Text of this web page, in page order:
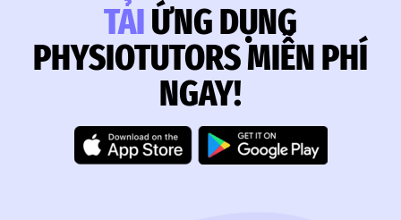
TẢIỨNG DỤNG
PHYSIOTUTORS MIỄN PHÍ
NGAY!